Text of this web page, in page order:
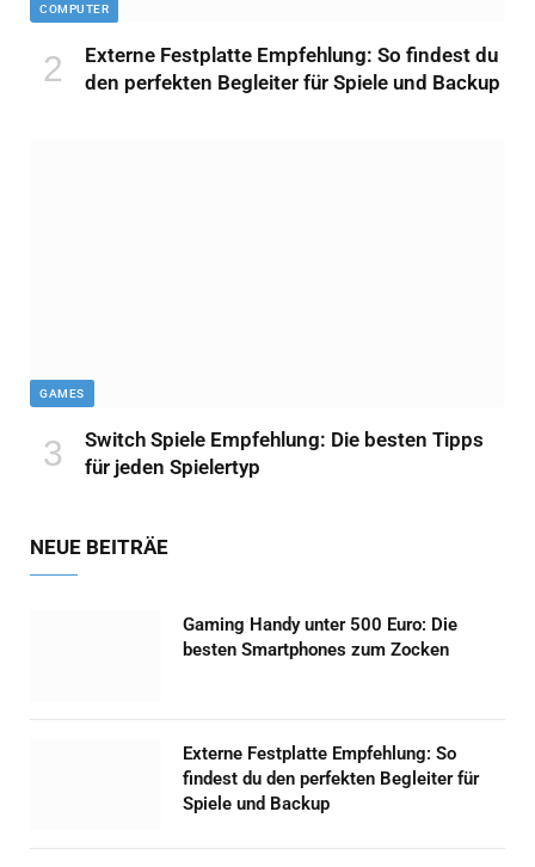
COMPUTER
Externe Festplatte Empfehlung: So findest du
den perfekten Begleiter für Spiele und Backup
GAMES
Switch Spiele Empfehlung: Die besten Tipps
für jeden Spielertyp
NEUE BEITRÄE
Gaming Handy unter 500 Euro: Die
besten Smartphones zum Zocken
Externe Festplatte Empfehlung: So
findest du den perfekten Begleiter für
Spiele und Backup